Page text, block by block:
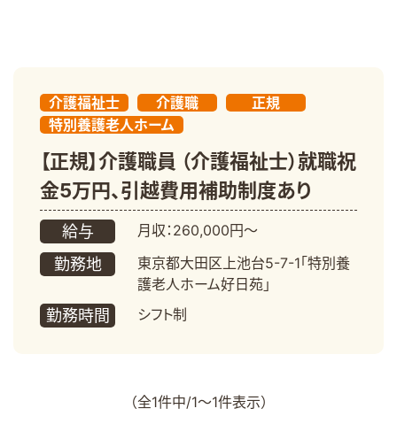
介護福祉士 介護職
正規
特別養護老人ホーム
【正規】介護職員 （介護福祉士）就職祝
金5万円、引越費用補助制度あり
給与 月収：260,000円～
勤務地
東京都大田区上池台5-7-1「特別養
護老人ホーム好日苑」
勤務時間 シフト制
（全1件中/1～1件表示）